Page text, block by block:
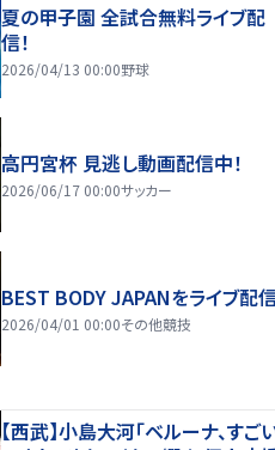
夏の甲子園 全試合無料ライブ配
信！
2026/04/13 00:00野球
高円宮杯 見逃し動画配信中！
2026/06/17 00:00サッカー
BEST BODY JAPANをライブ配信
2026/04/01 00:00その他競技
【西武】小島大河「ベルーナ、すご